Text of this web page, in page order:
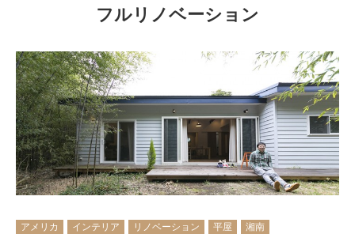
フルリノベーション
アメリカ インテリア リノベーション 平屋 湘南